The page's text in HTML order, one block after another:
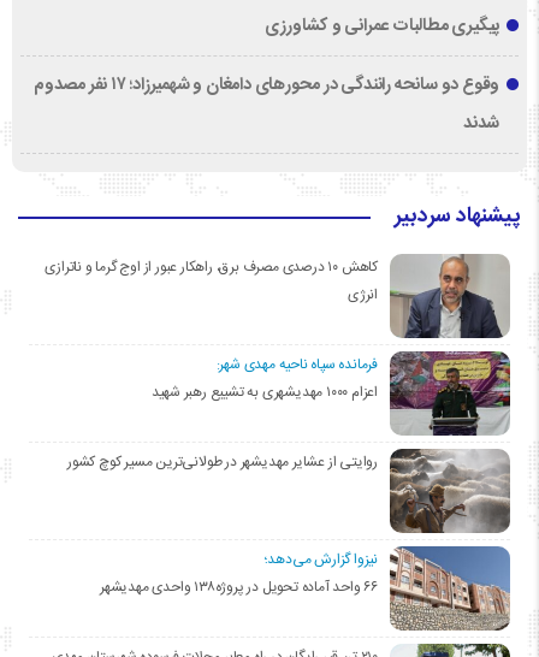
پیگیری مطالبات عمرانی و کشاورزی
وقوع دو سانحه رانندگی در محورهای دامغان و شهمیرزاد؛ ۱۷ نفر مصدوم
شدند
پیشنهاد سردبیر
کاهش ۱۰ درصدی مصرف برق، راهکار عبور از اوج گرما و ناترازی
انرژی
فرمانده سپاه ناحیه مهدی شهر:
اعزام ۱۰۰۰ مهدیشهری به تشییع رهبر شهید
روایتی از عشایر مهدیشهر در طولانی‌ترین مسیر کوچ کشور
نیزوا گزارش می‌دهد؛
۶۶ واحد آماده تحویل در پروژه۱۳۸ واحدی مهدیشهر